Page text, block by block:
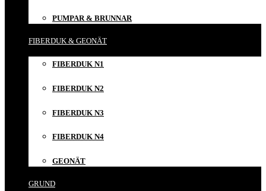
PUMPAR & BRUNNAR
FIBERDUK & GEONÄT
FIBERDUK N1
FIBERDUK N2
FIBERDUK N3
FIBERDUK N4
GEONÄT
GRUND